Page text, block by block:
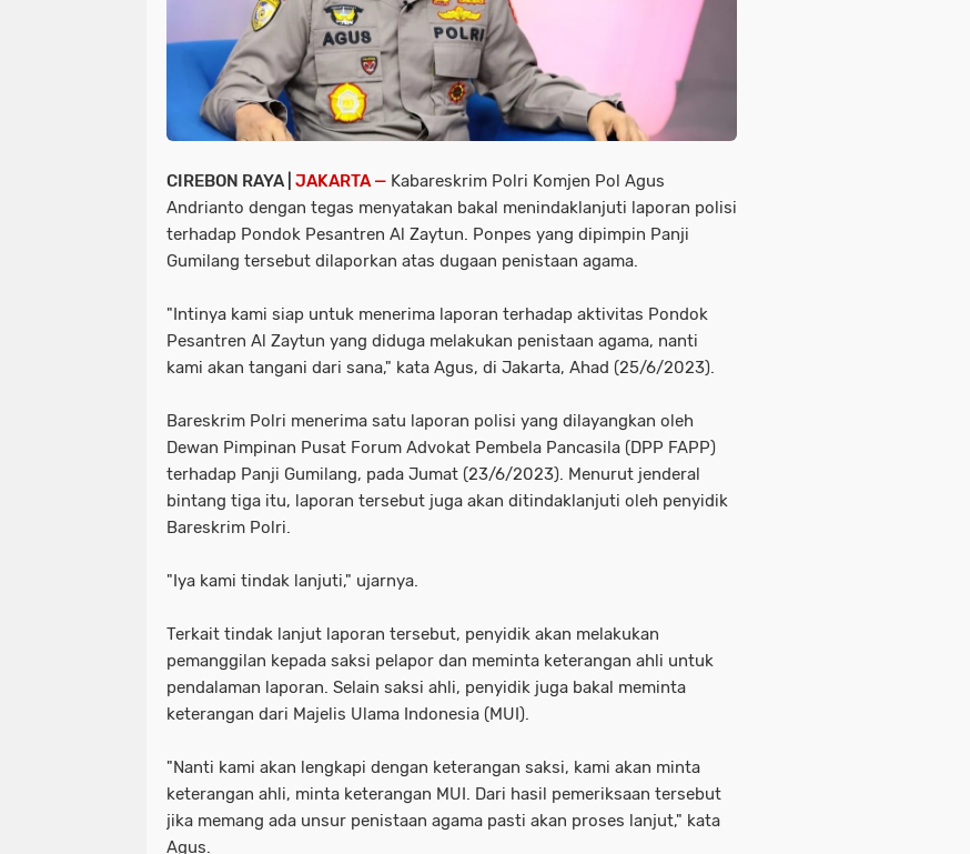
CIREBON RAYA | JAKARTA — Kabareskrim Polri Komjen Pol Agus
Andrianto dengan tegas menyatakan bakal menindaklanjuti laporan polisi
terhadap Pondok Pesantren Al Zaytun. Ponpes yang dipimpin Panji
Gumilang tersebut dilaporkan atas dugaan penistaan agama.
"Intinya kami siap untuk menerima laporan terhadap aktivitas Pondok
Pesantren Al Zaytun yang diduga melakukan penistaan agama, nanti
kami akan tangani dari sana," kata Agus, di Jakarta, Ahad (25/6/2023).
Bareskrim Polri menerima satu laporan polisi yang dilayangkan oleh
Dewan Pimpinan Pusat Forum Advokat Pembela Pancasila (DPP FAPP)
terhadap Panji Gumilang, pada Jumat (23/6/2023). Menurut jenderal
bintang tiga itu, laporan tersebut juga akan ditindaklanjuti oleh penyidik
Bareskrim Polri.
"Iya kami tindak lanjuti," ujarnya.
Terkait tindak lanjut laporan tersebut, penyidik akan melakukan
pemanggilan kepada saksi pelapor dan meminta keterangan ahli untuk
pendalaman laporan. Selain saksi ahli, penyidik juga bakal meminta
keterangan dari Majelis Ulama Indonesia (MUI).
"Nanti kami akan lengkapi dengan keterangan saksi, kami akan minta
keterangan ahli, minta keterangan MUI. Dari hasil pemeriksaan tersebut
jika memang ada unsur penistaan agama pasti akan proses lanjut," kata
Agus.